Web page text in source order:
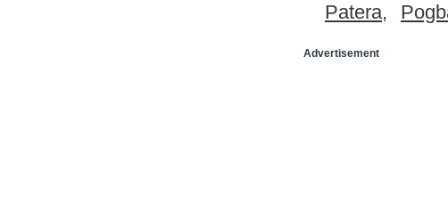
Patera
Advertisement